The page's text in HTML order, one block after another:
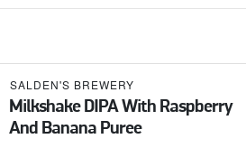
SALDEN'S BREWERY
Milkshake DIPA With Raspberry
And Banana Puree